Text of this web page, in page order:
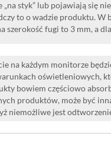
„na styk” lub pojawiają się
to o wadzie produktu. W
szerokość fugi to 3 mm, a
na każdym monitorze
oświetleniowych,
bowiem częściowo
produktów, może być
niemożliwe jest